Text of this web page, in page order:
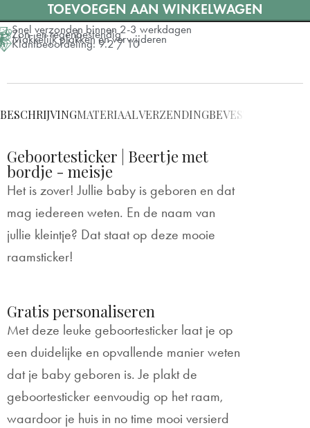
TOEVOEGEN AAN WINKELWAGEN
Snel verzonden binnen 2-3 werkdagen
Zon- en regenbestendig
Makkelijk plakken en verwijderen
Klantbeoordeling: 9.2 / 10
BESCHRIJVINGMATERIAALVERZENDINGBEVESTIGING
Geboortesticker | Beertje met
bordje - meisje
Het is zover! Jullie baby is geboren en dat
mag iedereen weten. En de naam van
jullie kleintje? Dat staat op deze mooie
raamsticker!
Gratis personaliseren
Met deze leuke geboortesticker laat je op
een duidelijke en opvallende manier weten
dat je baby geboren is. Je plakt de
geboortesticker eenvoudig op het raam,
waardoor je huis in no time mooi versierd